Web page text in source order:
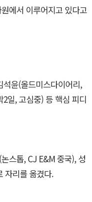
에서 이루어지고 있다고
석윤(올드미스다이어리,
일, 고심중) 등 핵심 피디
스톱, CJ E&M 중국), 성
자리를 옮겼다.